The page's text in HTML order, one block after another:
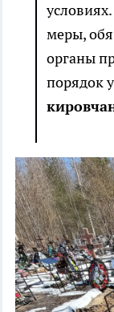
меры,
органы
порядок